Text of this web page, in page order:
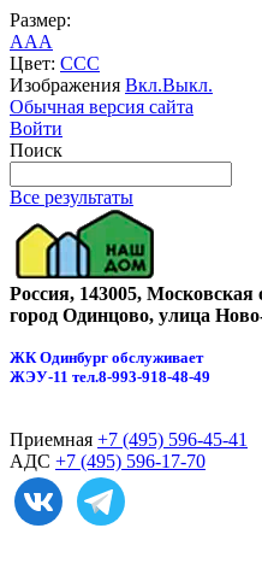
Размер:
AAA
Цвет: CCC
Изображения Вкл.Выкл.
Обычная версия сайта
Войти
Поиск
Все результаты
Россия, 143005,
город Одинцово, улица
ЖК Одинбург обслуживает
ЖЭУ-11 тел.8-993-918-48-49
Приемная +7 (495) 596-45-41
АДС +7 (495) 596-17-70